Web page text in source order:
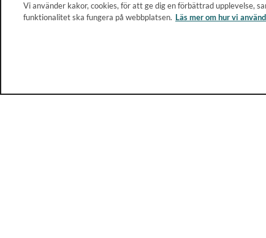
Vi använder kakor, cookies, för att ge dig en förbättrad upplevelse,
funktionalitet ska fungera på webbplatsen. Läs mer om hur vi